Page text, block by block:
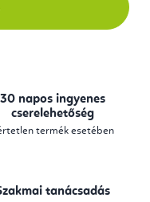
30 napos ingyenes
cserelehetőség
termék esetében
tanácsadás